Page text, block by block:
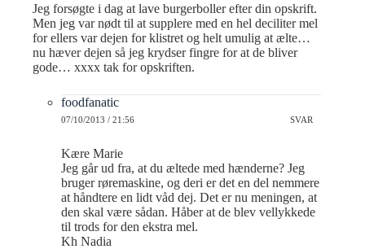
Jeg forsøgte i dag at lave burgerboller efter din opskrift.
Men jeg var nødt til at supplere med en hel deciliter mel
for ellers var dejen for klistret og helt umulig at ælte…
nu hæver dejen så jeg krydser fingre for at de bliver
gode… xxxx tak for opskriften.
foodfanatic
07/10/2013 / 21:56 SVAR
Kære Marie
Jeg går ud fra, at du æltede med hænderne? Jeg
bruger røremaskine, og deri er det en del nemmere
at håndtere en lidt våd dej. Det er nu meningen, at
den skal være sådan. Håber at de blev vellykkede
til trods for den ekstra mel.
Kh Nadia